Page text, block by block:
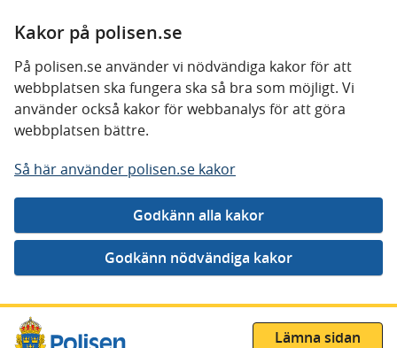
Kakor på polisen.se
På polisen.se använder vi nödvändiga kakor för att
webbplatsen ska fungera ska så bra som möjligt. Vi
använder också kakor för webbanalys för att göra
webbplatsen bättre.
Så här använder polisen.se kakor
Gå direkt till innehåll
Lämna sidan